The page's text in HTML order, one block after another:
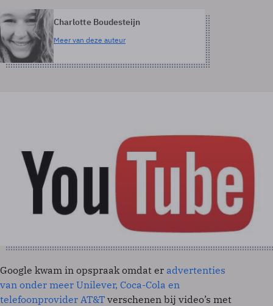
Charlotte Boudesteijn
Meer van deze auteur
Google kwam in opspraak omdat er advertenties
van onder meer Unilever, Coca-Cola en
telefoonprovider AT&T verschenen bij video’s met